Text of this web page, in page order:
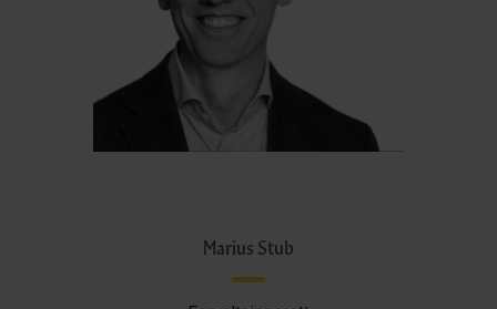
Marius Stub